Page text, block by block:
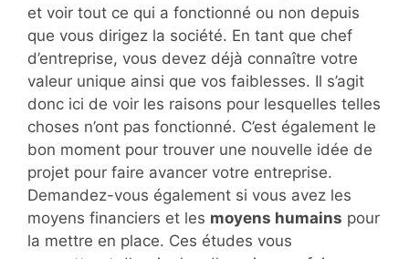
et voir tout ce qui a fonctionné ou non depuis
que vous dirigez la société. En tant que chef
d’entreprise, vous devez déjà connaître votre
valeur unique ainsi que vos faiblesses. Il s’agit
donc ici de voir les raisons pour lesquelles telles
choses n’ont pas fonctionné. C’est également le
bon moment pour trouver une nouvelle idée de
projet pour faire avancer votre entreprise.
Demandez-vous également si vous avez les
moyens financiers et les moyens humains pour
la mettre en place. Ces études vous